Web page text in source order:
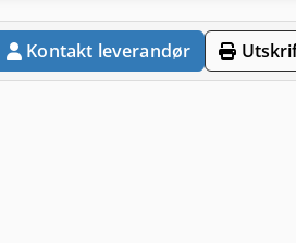
Kontakt leverandør